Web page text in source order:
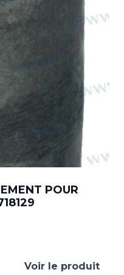
POUR
Voir le produit